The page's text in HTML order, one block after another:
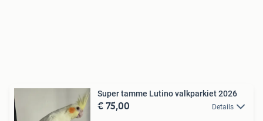
Super tamme Lutino valkparkiet 2026
€ 75,00 Details